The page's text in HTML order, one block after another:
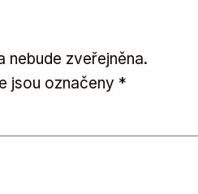
nebude zveřejněna.
jsou označeny *